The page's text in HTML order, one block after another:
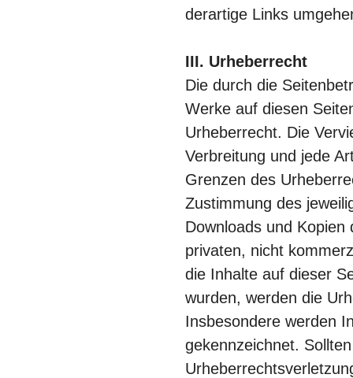
derartige Links
III. Urheberrecht
Die durch die
Werke auf diesen
Urheberrecht. Die
Verbreitung und jede
Grenzen des
Zustimmung des
Downloads und
privaten, nicht
die Inhalte auf dieser
wurden, werden die
Insbesondere werden
gekennzeichnet.